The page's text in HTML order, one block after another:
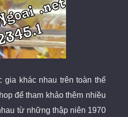
gia khác nhau trên toàn thế
để tham khảo thêm nhiều
từ những thập niên 1970